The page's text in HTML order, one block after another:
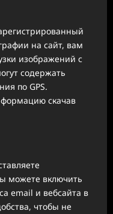
на сайт, вам
изображений с
содержать
по GPS.
скачав
можете включить
email и вебсайта в
чтобы не